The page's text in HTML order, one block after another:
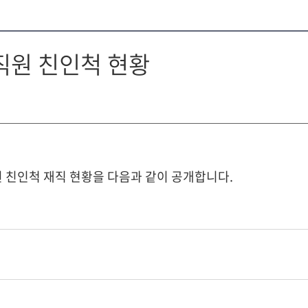
친인척 현황
인척 재직 현황을 다음과 같이 공개합니다.